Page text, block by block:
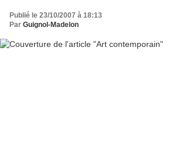
Publié le 23/10/2007 à 18:13
Par Guignol-Madelon